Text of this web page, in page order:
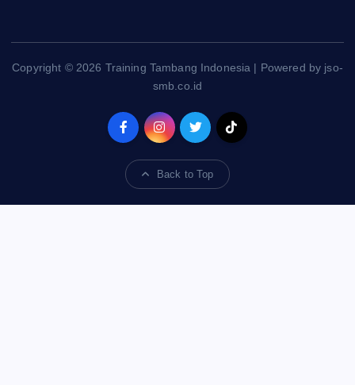
Copyright © 2026 Training Tambang Indonesia | Powered by jso-
smb.co.id
Back to Top